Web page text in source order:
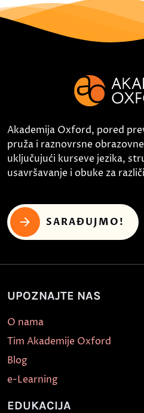
Akademija Oxford, pored
pruža i raznovrsne
uključujući kurseve jezika,
usavršavanje i obuke za
SARAĐUJMO!
UPOZNAJTE NAS
O nama
Tim Akademije Oxford
Blog
e-Learning
EDUKACIJA